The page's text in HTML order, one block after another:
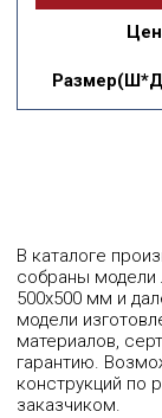
В каталоге
собраны модели
500х500 мм и
модели
материалов,
гарантию.
конструкций по
заказчиком.